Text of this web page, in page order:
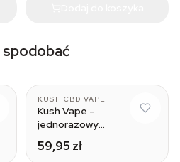
spodobać
KUSH CBD VAPE
Kush Vape –
jednorazowy
waporyzator CBD 200
mg
59,95 zł